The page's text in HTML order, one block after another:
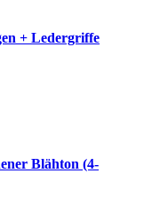
+ Ledergriffe
Blähton (4-